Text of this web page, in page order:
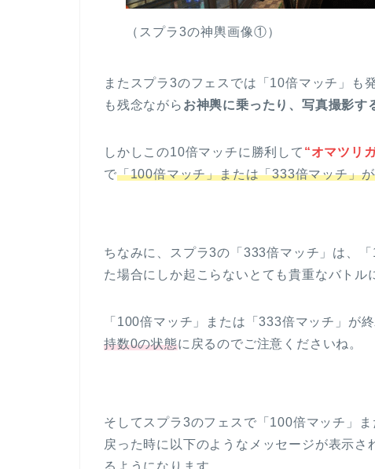
（スプラ3の神輿画像①）
またスプラ3のフェスでは「10倍マッチ」も
も残念ながら お神輿に乗ったり、写真撮影す
しかしこの10倍マッチに勝利して “オマツリ
で「100倍マッチ」または「333倍マッチ」
ちなみに、スプラ3の「333倍マッチ」は、
た場合にしか起こらないとても貴重なバトル
「100倍マッチ」または「333倍マッチ」が
持数0の状態に戻るのでご注意くださいね。
そしてスプラ3のフェスで「100倍マッチ」
戻った時に以下のようなメッセージが表示